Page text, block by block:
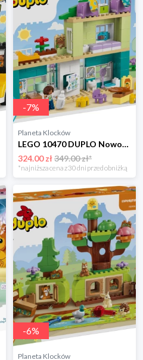
-7%
Planeta Klocków
LEGO 10470 DUPLO Nowoczesny dom rodzinny 3 w 1 z figurkami Lego
324.00 zł349.00 zł*
*najniższa cena z 30 dni przed obniżką
-6%
Planeta Klocków